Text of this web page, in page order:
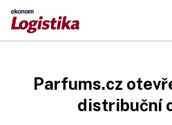
Parfums.cz
distribuční